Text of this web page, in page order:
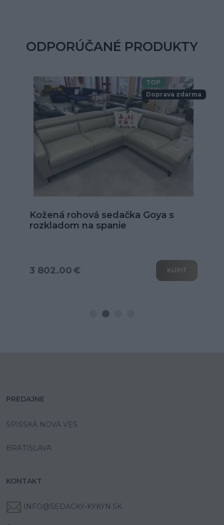
ODPORÚČANÉ PRODUKTY
TOP
Doprava zdarma
Kožená rohová sedačka Goya s
rozkladom na spanie
3 802.00 € KÚPIŤ
PREDAJNE
SPIŠSKÁ NOVÁ VES
BRATISLAVA
KONTAKT
INFO@SEDACKY-KYKYN.SK